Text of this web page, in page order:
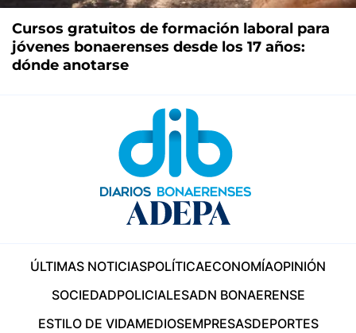
Cursos gratuitos de formación laboral para
jóvenes bonaerenses desde los 17 años:
dónde anotarse
ÚLTIMAS NOTICIASPOLÍTICAECONOMÍAOPINIÓN
SOCIEDADPOLICIALESADN BONAERENSE
ESTILO DE VIDAMEDIOSEMPRESASDEPORTES